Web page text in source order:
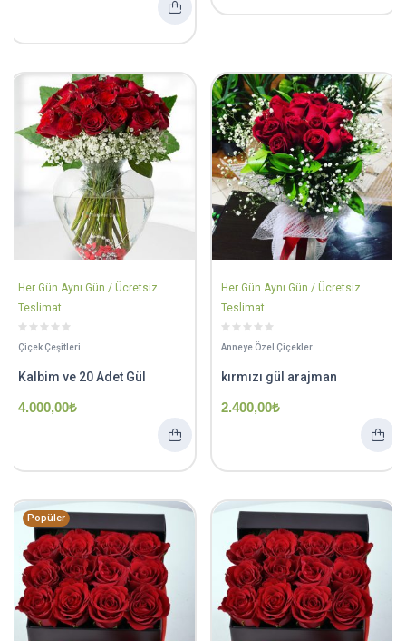
Her Gün Aynı Gün / Ücretsiz
Teslimat
Çiçek Çeşitleri
Kalbim ve 20 Adet Gül
4.000,00₺
Her Gün Aynı Gün / Ücretsiz
Teslimat
Anneye Özel Çiçekler
kırmızı gül arajman
2.400,00₺
Popüler